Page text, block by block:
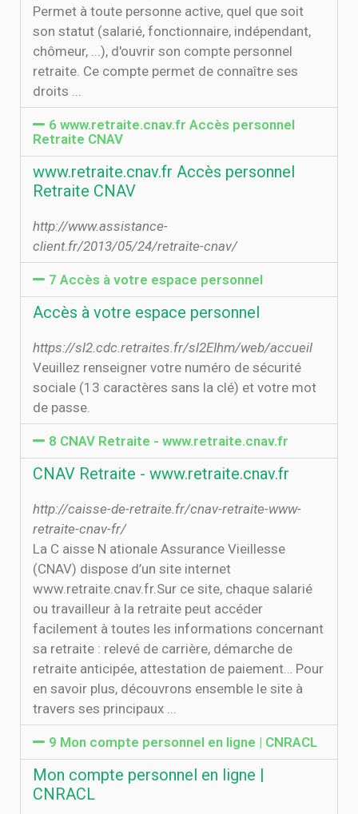
Permet à toute personne active, quel que soit
son statut (salarié, fonctionnaire, indépendant,
chômeur, ...), d'ouvrir son compte personnel
retraite. Ce compte permet de connaître ses
droits ...
6 www.retraite.cnav.fr Accès personnel
Retraite CNAV
www.retraite.cnav.fr Accès personnel
Retraite CNAV
http://www.assistance-
client.fr/2013/05/24/retraite-cnav/
7 Accès à votre espace personnel
Accès à votre espace personnel
https://sl2.cdc.retraites.fr/sl2EIhm/web/accueil
Veuillez renseigner votre numéro de sécurité
sociale (13 caractères sans la clé) et votre mot
de passe.
8 CNAV Retraite - www.retraite.cnav.fr
CNAV Retraite - www.retraite.cnav.fr
http://caisse-de-retraite.fr/cnav-retraite-www-
retraite-cnav-fr/
La C aisse N ationale Assurance Vieillesse
(CNAV) dispose d’un site internet
www.retraite.cnav.fr.Sur ce site, chaque salarié
ou travailleur à la retraite peut accéder
facilement à toutes les informations concernant
sa retraite : relevé de carrière, démarche de
retraite anticipée, attestation de paiement… Pour
en savoir plus, découvrons ensemble le site à
travers ses principaux ...
9 Mon compte personnel en ligne | CNRACL
Mon compte personnel en ligne |
CNRACL